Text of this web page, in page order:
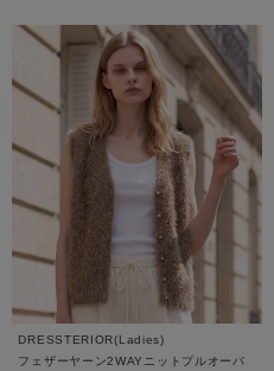
DRESSTERIOR(Ladies)
フェザーヤーン2WAYニットプルオーバ